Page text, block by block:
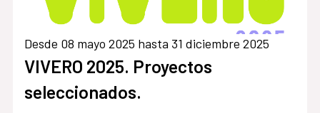
Desde 08 mayo 2025 hasta 31 diciembre 2025
VIVERO 2025. Proyectos
seleccionados.